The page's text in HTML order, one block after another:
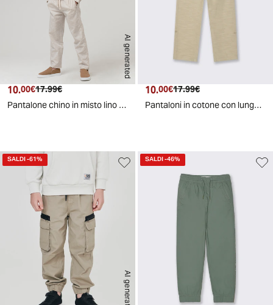
AI generated
Prezzo attuale
10.00€ Prezzo originale
17.99€
Pantalone chino in misto lino versatile - Sabbia
Prezzo attuale
10.00€ Prezzo originale
17.99€
Pantaloni in cotone con lunghezza regolabile - Beige
AI generated
SALDI-61% SALDI-46%